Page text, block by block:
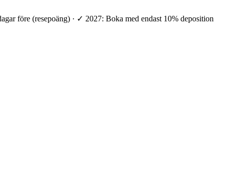
före (resepoäng) · ✓ 2027: Boka med endast 10% deposition